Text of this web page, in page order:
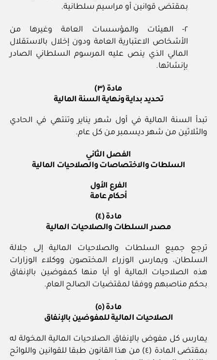
بمقتضى قوانين أو مراسيم سلطانية.
٢- الهيئات والمؤسسات العامة وغيرها من
الأشخاص الاعتبارية العامة ودون إخلال بالاستقلال
المالي الذي ينص عليه المرسوم السلطاني الصادر
بإنشائها.
مادة (٣)
تحديد بداية ونهاية السنة المالية
تبدأ السنة المالية في أول شهر يناير وتنتهي في الحادي
والثلاثين من شهر ديسمبر من كل عام.
الفصل الثاني
السلطات والاختصاصات والصلاحيات المالية
الفرع الأول
أحكام عامة
مادة (٤)
مصدر السلطات والصلاحيات المالية
ترجع جميع السلطات والصلاحيات المالية إلى جلالة
السلطان، ويمارس الوزراء المختصون ووكلاء الوزارات
هذه الصلاحيات المالية أو أيا منها كمفوضين بالإنفاق
بحكم مناصبهم ووفقا لمقتضيات الصالح العام.
مادة (٥)
الصلاحيات المالية للمفوضين بالإنفاق
يمارس كل مفوض بالإنفاق الصلاحيات المالية المخولة له
بمقتضى المادة (٤) من هذا القانون طبقا للقوانين واللوائح